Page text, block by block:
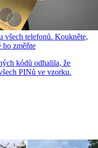
všech telefonů. Koukněte,
ho změňte
kódů odhalila, že
PINů ve vzorku.